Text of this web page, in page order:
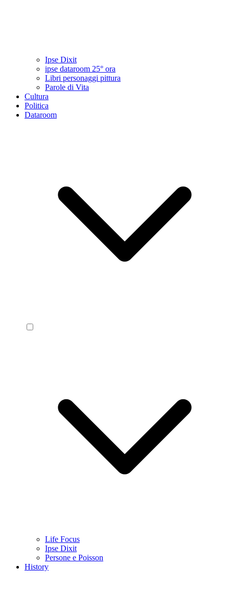
Ipse Dixit
ipse dataroom 25° ora
Libri personaggi pittura
Parole di Vita
Cultura
Politica
Dataroom
Life Focus
Ipse Dixit
Persone e Poisson
History